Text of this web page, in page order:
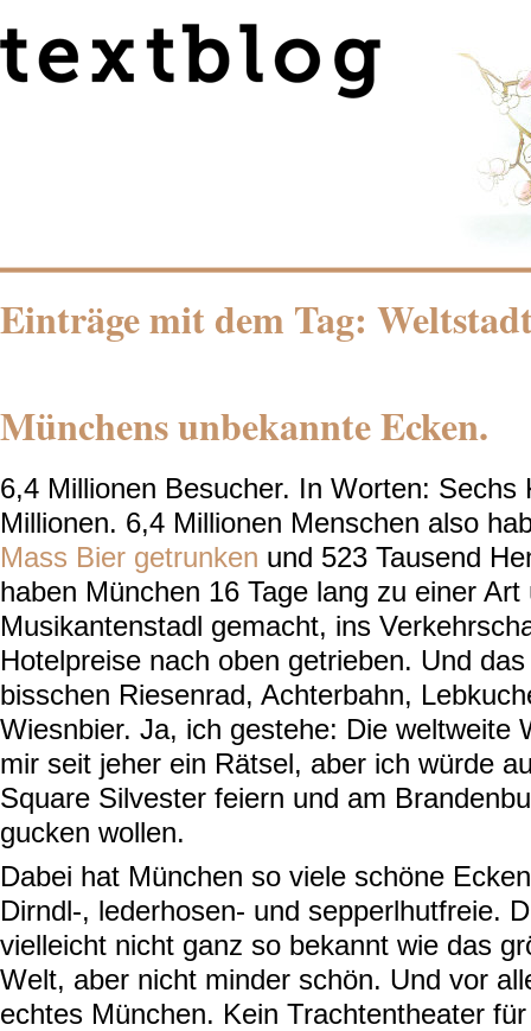
Einträge mit dem Tag:
Münchens unbekannte Ecken.
6,4 Millionen Besucher. In Worten: Sechs
Millionen. 6,4 Millionen Menschen also
Mass Bier getrunken und 523 Tausend
haben München 16 Tage lang zu einer
Musikantenstadl gemacht, ins
Hotelpreise nach oben getrieben. Und
bisschen Riesenrad, Achterbahn,
Wiesnbier. Ja, ich gestehe: Die weltweite
mir seit jeher ein Rätsel, aber ich würde
Square Silvester feiern und am
gucken wollen.
Dabei hat München so viele schöne
Dirndl-, lederhosen- und sepperlhutfreie.
vielleicht nicht ganz so bekannt wie das
Welt, aber nicht minder schön. Und vor
echtes München. Kein Trachtentheater